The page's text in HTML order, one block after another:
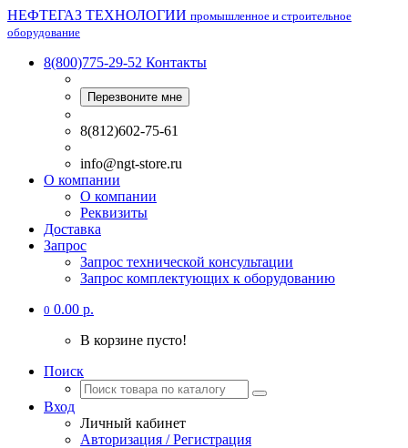
НЕФТЕГАЗ ТЕХНОЛОГИИ промышленное и строительное
оборудование
8(800)775-29-52 Контакты
Перезвоните мне
8(812)602-75-61
info@ngt-store.ru
О компании
О компании
Реквизиты
Доставка
Запрос
Запрос технической консультации
Запрос комплектующих к оборудованию
0 0.00 р.
В корзине пусто!
Поиск
Вход
Личный кабинет
Авторизация / Регистрация